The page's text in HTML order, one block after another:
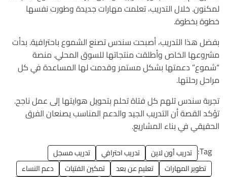
لمكنون. خلال التدريب، تعلمت مهارات جديدة وطورت نفسها
خطوة بخطوة.
بفضل هذا التدريب، أصبحت سندس تصنع الشموع باحترافية. بدأت
مشروعها الخاص وأطلقت منتجاتها للسوق المحلي. منصة
“شموع” دعمتها بشكل مستمر وقدمت لها المساعدة في كل
مراحل رحلتها.
تجربة سندس تلهم كل فتاة تحلم بتحويل هوايتها إلى عمل ناجح.
تؤكد القصة أن التدريب الجيد والدعم المناسب يصنعان الفرق
الحقيقي في بناء المشاريع.
Tag: تدريب أون لاين تدريب احترافي
تدريب مسجل
تطوير المهارات
تعليم عن بعد تمكين الفتيات
دعم النساء